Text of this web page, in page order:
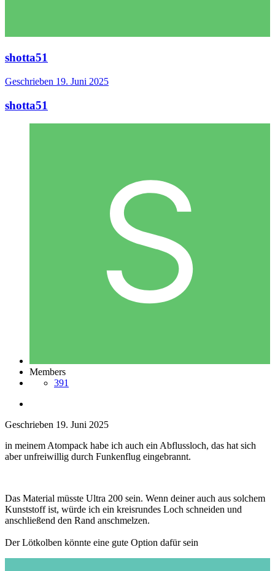
shotta51
Geschrieben 19. Juni 2025
shotta51
Members
391
Geschrieben 19. Juni 2025
in meinem Atompack habe ich auch ein Abflussloch, das hat sich
aber unfreiwillig durch Funkenflug eingebrannt.
Das Material müsste Ultra 200 sein. Wenn deiner auch aus solchem
Kunststoff ist, würde ich ein kreisrundes Loch schneiden und
anschließend den Rand anschmelzen.
Der Lötkolben könnte eine gute Option dafür sein